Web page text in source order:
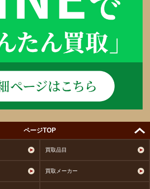
ページTOP
買取品目
買取メーカー